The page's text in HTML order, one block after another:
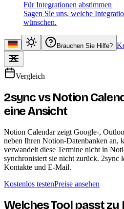
Für Integrationen abstimmen
Sagen Sie uns, welche
wünschen.
Brauchen Sie Hilfe?
Vergleich
2sync vs Notion
eine Ansicht
Notion Calendar zeigt Google-,
neben Ihren Notion-Datenbanken an,
verwandelt diese Termine nicht in
synchronisiert sie nicht zurück. 2sync
Kontakte und E-Mail.
Kostenlos testenPreise ansehen
Welches Tool passt zu